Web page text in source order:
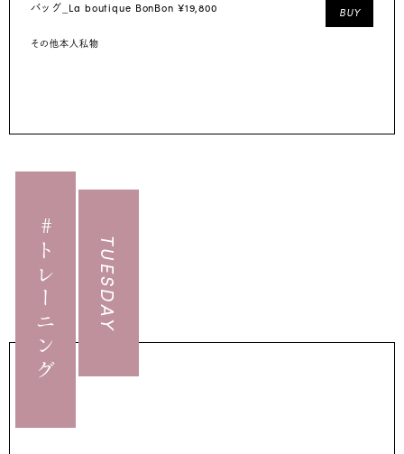
バッグ_ La boutique BonBon ¥19,800 BUY
その他本人私物
TUESDAY
#トレーニング